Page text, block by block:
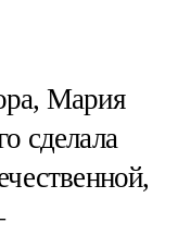
Мария
сделала